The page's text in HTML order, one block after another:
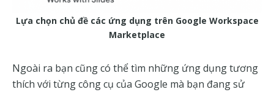
Lựa chọn chủ đề các ứng dụng trên Google Workspace
Marketplace
Ngoài ra bạn cũng có thể tìm những ứng dụng tương
thích với từng công cụ của Google mà bạn đang sử